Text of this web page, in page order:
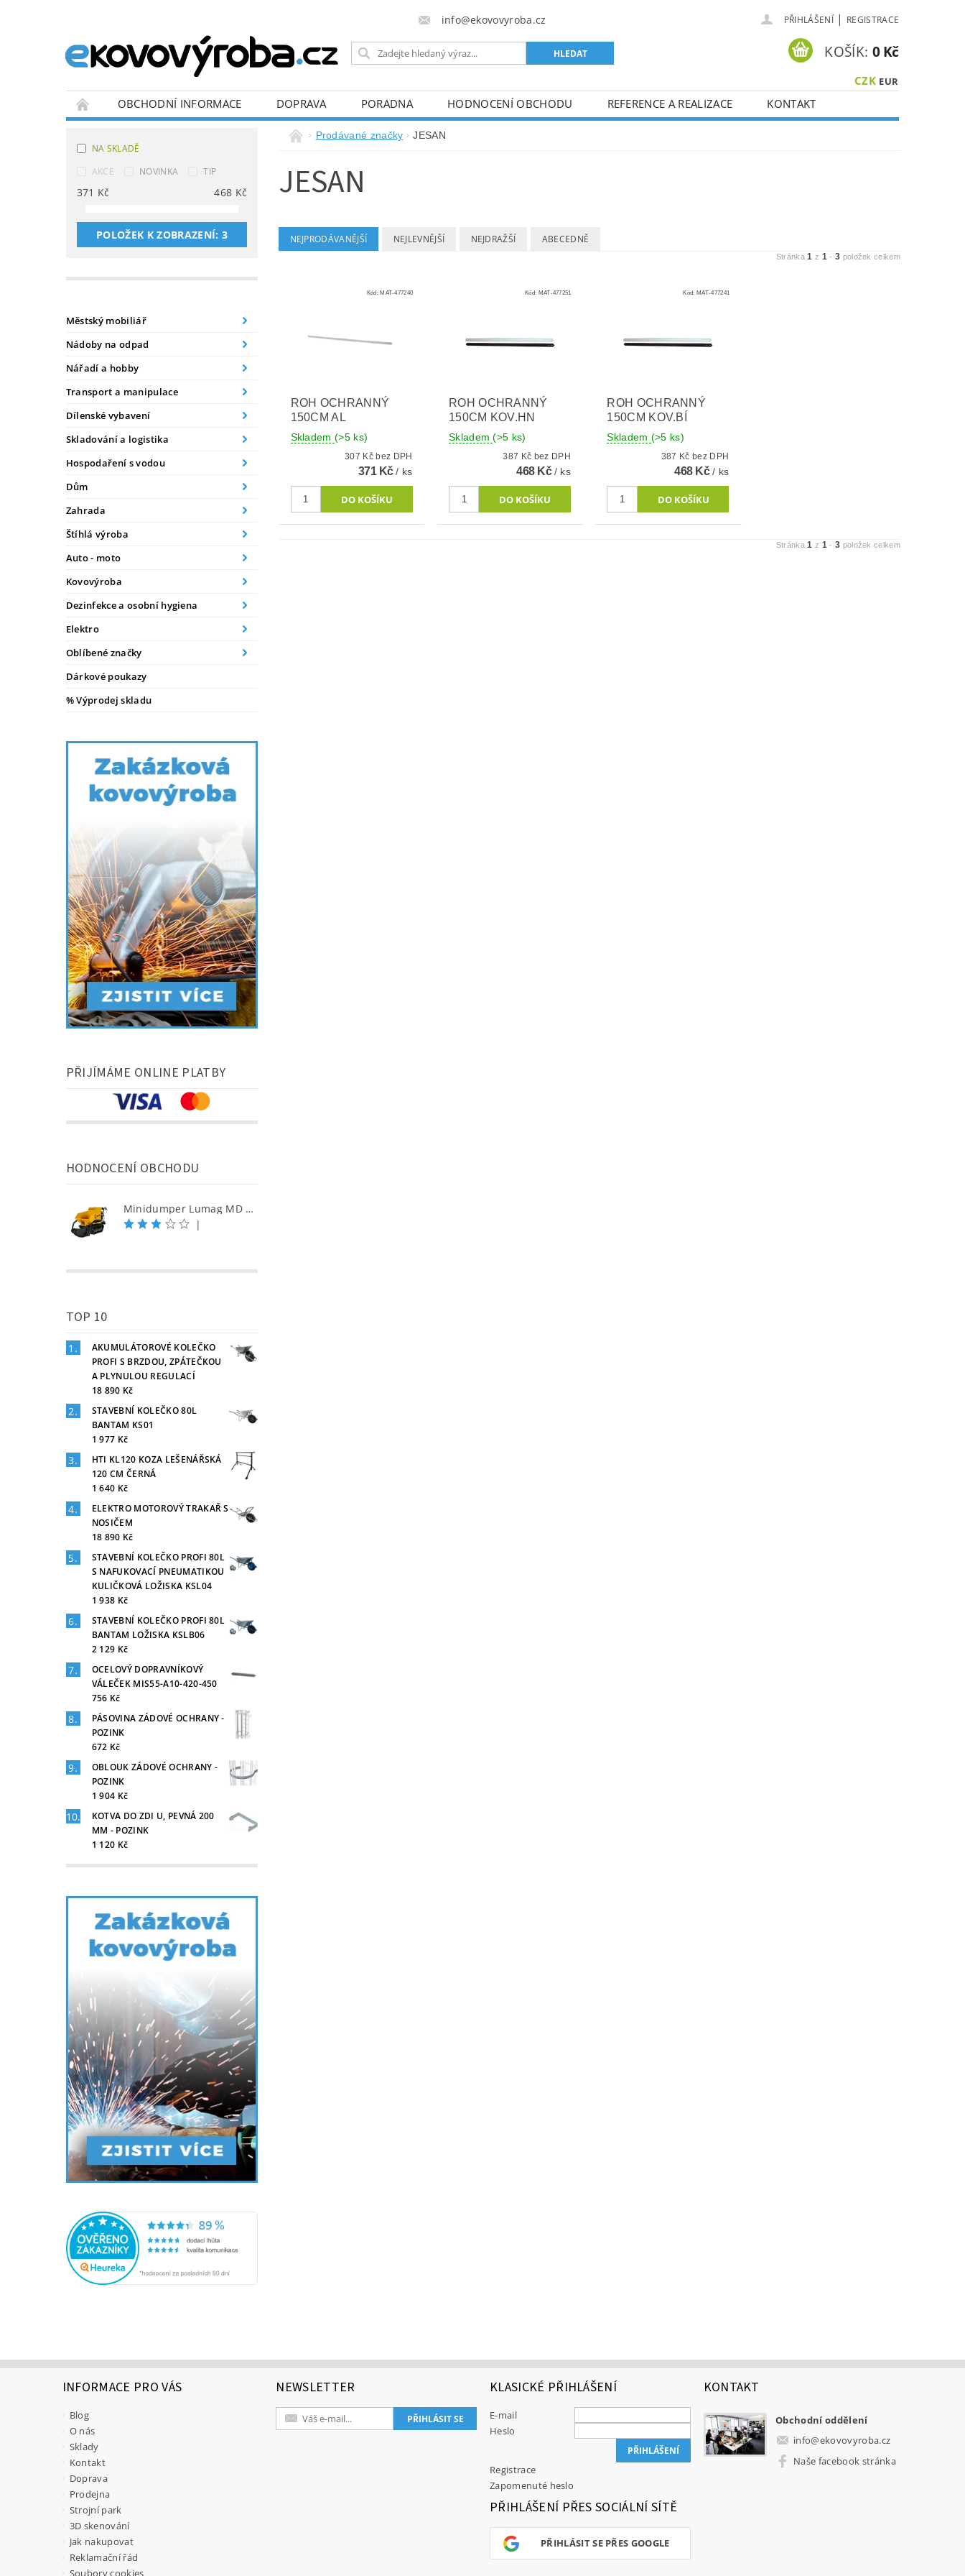
info@ekovovyroba.cz PŘIHLÁŠENÍ | REGISTRACE
CZK EUR
KOŠÍK: 0 Kč
OBCHODNÍ INFORMACE DOPRAVA PORADNA HODNOCENÍ OBCHODU REFERENCE A REALIZACE
KONTAKT
NA SKLADĚ
AKCE
NOVINKA TIP
371 Kč 468 Kč
POLOŽEK K ZOBRAZENÍ: 3
Městský mobiliář
Nádoby na odpad
Nářadí a hobby
Transport a manipulace
Dílenské vybavení
Skladování a logistika
Hospodaření s vodou
Dům
Zahrada
Štíhlá výroba
Auto - moto
Kovovýroba
Dezinfekce a osobní hygiena
Elektro
Oblíbené značky
Dárkové poukazy
% Výprodej skladu
PŘIJÍMÁME ONLINE PLATBY
HODNOCENÍ OBCHODU
Minidumper Lumag MD 500H-PRO S samonakládací minidumper
|
TOP 10
AKUMULÁTOROVÉ KOLEČKO
PROFI S BRZDOU, ZPÁTEČKOU
A PLYNULOU REGULACÍ
18 890 Kč
STAVEBNÍ KOLEČKO 80L
BANTAM KS01
1 977 Kč
HTI KL120 KOZA LEŠENÁŘSKÁ
120 CM ČERNÁ
1 640 Kč
ELEKTRO MOTOROVÝ TRAKAŘ S
NOSIČEM
18 890 Kč
STAVEBNÍ KOLEČKO PROFI 80L
S NAFUKOVACÍ PNEUMATIKOU
KULIČKOVÁ LOŽISKA KSL04
1 938 Kč
STAVEBNÍ KOLEČKO PROFI 80L
BANTAM LOŽISKA KSLB06
2 129 Kč
OCELOVÝ DOPRAVNÍKOVÝ
VÁLEČEK MIS55-A10-420-450
756 Kč
PÁSOVINA ZÁDOVÉ OCHRANY -
POZINK
672 Kč
OBLOUK ZÁDOVÉ OCHRANY -
POZINK
1 904 Kč
KOTVA DO ZDI U, PEVNÁ 200
MM - POZINK
1 120 Kč
Prodávané značky JESAN
JESAN
NEJPRODÁVANĚJŠÍ NEJLEVNĚJŠÍ NEJDRAŽŠÍ ABECEDNĚ
Stránka1 z 1 - 3 položek celkem
Kód:MAT-477240
ROH OCHRANNÝ
150CM AL
Skladem(>5 ks)
307 Kč bez DPH
371 Kč/ ks
Kód: MAT-477251
ROH OCHRANNÝ
150CM KOV.HN
Skladem(>5 ks)
387 Kč bez DPH
468 Kč/ ks
Kód: MAT-477241
ROH OCHRANNÝ
150CM KOV.BÍ
Skladem (>5 ks)
387 Kč bez DPH
468 Kč/ ks
Stránka1 z 1 - 3 položek celkem
INFORMACE PRO VÁS
Blog
O nás
Sklady
Kontakt
Doprava
Prodejna
Strojní park
3D skenování
Jak nakupovat
Reklamační řád
Soubory cookies
NEWSLETTER KLASICKÉ PŘIHLÁŠENÍ
E-mail
Heslo
Registrace
Zapomenuté heslo
PŘIHLÁŠENÍ PŘES SOCIÁLNÍ SÍTĚ
PŘIHLÁSIT SE PŘES GOOGLE
KONTAKT
Obchodní oddělení
info@ekovovyroba.cz
Naše facebook stránka